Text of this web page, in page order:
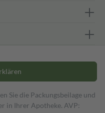
Sie die Packungsbeilage und
in Ihrer Apotheke. AVP: